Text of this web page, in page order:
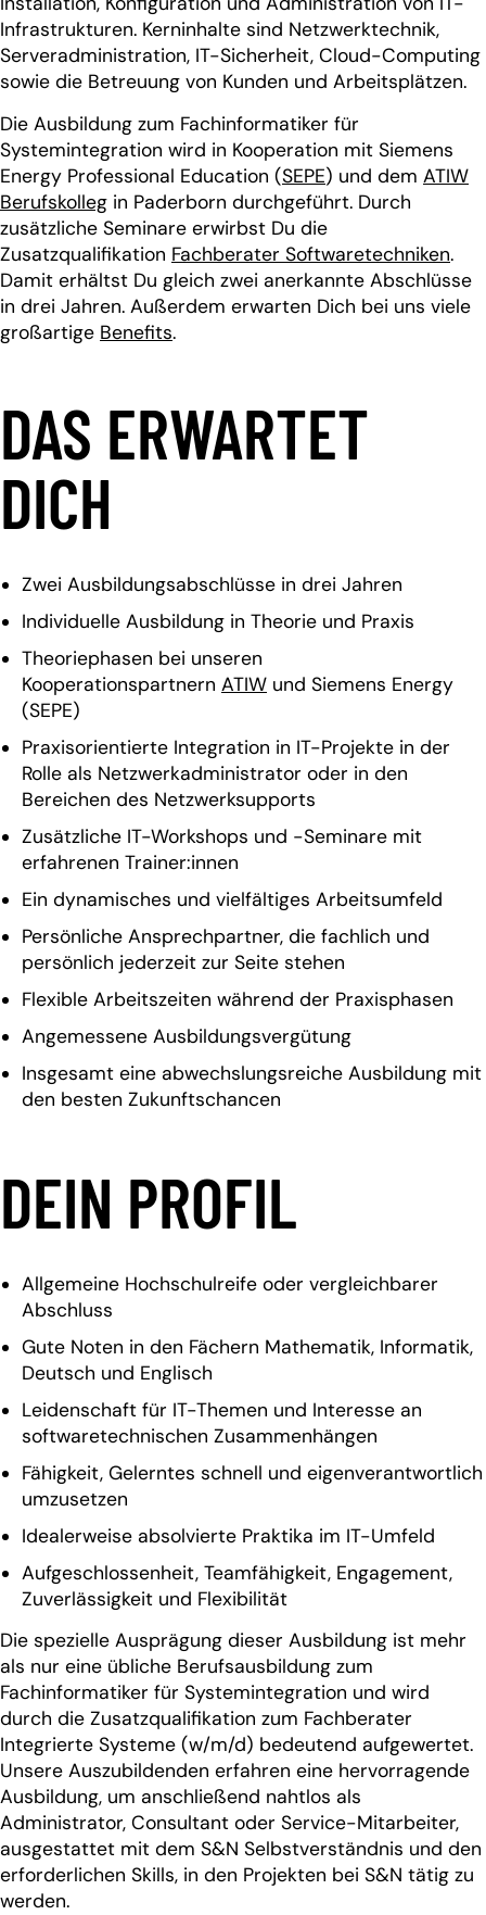
Infrastrukturen. Kerninhalte sind Netzwerktechnik,
Serveradministration, IT-Sicherheit, Cloud-Computing
sowie die Betreuung von Kunden und Arbeitsplätzen.
Die Ausbildung zum Fachinformatiker für
Systemintegration wird in Kooperation mit Siemens
Energy Professional Education (SEPE) und dem ATIW
Berufskolleg in Paderborn durchgeführt. Durch
zusätzliche Seminare erwirbst Du die
Zusatzqualifikation Fachberater Softwaretechniken.
Damit erhältst Du gleich zwei anerkannte Abschlüsse
in drei Jahren. Außerdem erwarten Dich bei uns viele
großartige Benefits.
DAS ERWARTET
DICH
Zwei Ausbildungsabschlüsse in drei Jahren
Individuelle Ausbildung in Theorie und Praxis
Theoriephasen bei unseren
Kooperationspartnern ATIW und Siemens Energy
(SEPE)
Praxisorientierte Integration in IT-Projekte in der
Rolle als Netzwerkadministrator oder in den
Bereichen des Netzwerksupports
Zusätzliche IT-Workshops und -Seminare mit
erfahrenen Trainer:innen
Ein dynamisches und vielfältiges Arbeitsumfeld
Persönliche Ansprechpartner, die fachlich und
persönlich jederzeit zur Seite stehen
Flexible Arbeitszeiten während der Praxisphasen
Angemessene Ausbildungsvergütung
Insgesamt eine abwechslungsreiche Ausbildung mit
den besten Zukunftschancen
DEIN PROFIL
Allgemeine Hochschulreife oder vergleichbarer
Abschluss
Gute Noten in den Fächern Mathematik, Informatik,
Deutsch und Englisch
Leidenschaft für IT-Themen und Interesse an
softwaretechnischen Zusammenhängen
Fähigkeit, Gelerntes schnell und eigenverantwortlich
umzusetzen
Idealerweise absolvierte Praktika im IT-Umfeld
Aufgeschlossenheit, Teamfähigkeit, Engagement,
Zuverlässigkeit und Flexibilität
Die spezielle Ausprägung dieser Ausbildung ist mehr
als nur eine übliche Berufsausbildung zum
Fachinformatiker für Systemintegration und wird
durch die Zusatzqualifikation zum Fachberater
Integrierte Systeme (w/m/d) bedeutend aufgewertet.
Unsere Auszubildenden erfahren eine hervorragende
Ausbildung, um anschließend nahtlos als
Administrator, Consultant oder Service-Mitarbeiter,
ausgestattet mit dem S&N Selbstverständnis und den
erforderlichen Skills, in den Projekten bei S&N tätig zu
werden.